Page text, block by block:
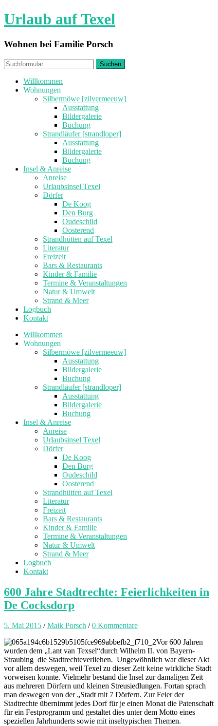
Urlaub auf Texel
Wohnen bei Familie Porsch
Willkommen
Wohnungen
Silbermöwe [zilvermeeuw]
Ausstattung
Bildergalerie
Buchung
Strandläufer [strandloper]
Ausstattung
Bildergalerie
Buchung
Insel & Anreise
Anreise
Urlaubsinsel Texel
Dörfer
De Koog
Den Burg
Oudeschild
Oosterend
Strandhütten auf Texel
Literatur
Freizeit
Bars & Restaurants
Kinder & Familie
Termine & Veranstaltungen
Natur & Umwelt
Strand & Meer
Logbuch
Kontakt
Willkommen
Wohnungen
Silbermöwe [zilvermeeuw]
Ausstattung
Bildergalerie
Buchung
Strandläufer [strandloper]
Ausstattung
Bildergalerie
Buchung
Insel & Anreise
Anreise
Urlaubsinsel Texel
Dörfer
De Koog
Den Burg
Oudeschild
Oosterend
Strandhütten auf Texel
Literatur
Freizeit
Bars & Restaurants
Kinder & Familie
Termine & Veranstaltungen
Natur & Umwelt
Strand & Meer
Logbuch
Kontakt
600 Jahre Stadtrechte: Feierlichkeiten in
De Cocksdorp
5. Mai 2015 /Maik Porsch /0 Kommentare
Vor 600 Jahren
wurden dem „Lant van Texsel“durch Wilhelm II. von Bayern-
Straubing die Stadtrechteverliehen. Ungewöhnlich war dieser Akt
vor allem deswegen, weil Texel zu dieser Zeit keine wirkliche Stadt
vorweisen konnte. Vielmehr bestand die Insel zur damaligen Zeit
aus mehreren Dörfern und kleinen Streusiedlungen. Fortan sprach
man deswegen von der „Stadt mit 7 Dörfern. Zur Feier der
Stadtrechte übernimmt jedes Dorf für je einen Monat die Patenschaft
für ein Festprogramm und gestaltet dies unter dem Motto eines
speziellen Jahrhunderts sowie mit inseltypischen Themen.